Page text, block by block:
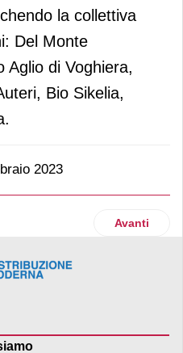
la collettiva
Del Monte
Aglio di Voghiera,
Bio Sikelia,
2023
al via il nuovo bando Ecopack
Articolo
Avanti